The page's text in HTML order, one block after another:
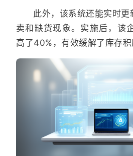
此外，该系统还能实时
卖和缺货现象。实施后，该
高了40%，有效缓解了库存积